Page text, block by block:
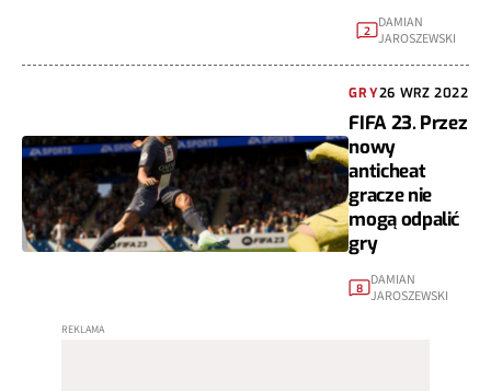
2 DAMIAN
JAROSZEWSKI
GRY26 WRZ 2022
FIFA 23. Przez
nowy
anticheat
gracze nie
mogą odpalić
gry
8
DAMIAN
JAROSZEWSKI